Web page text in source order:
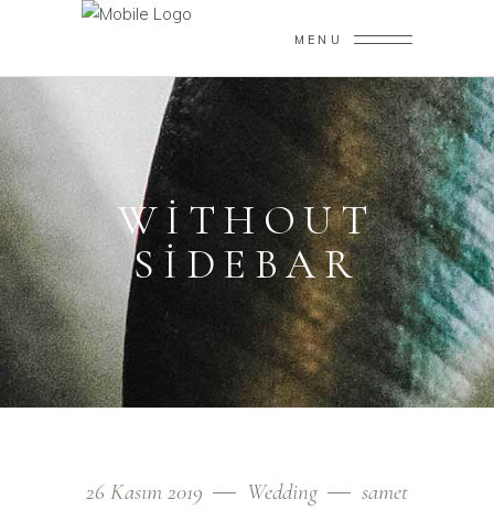
MENU
WITHOUT
SIDEBAR
26 Kasım 2019 Wedding samet